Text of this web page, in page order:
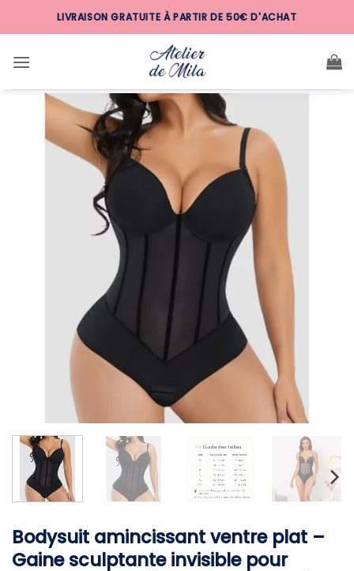
LIVRAISON GRATUITE À PARTIR DE 50€ D'ACHAT
Bodysuit amincissant ventre plat –
Gaine sculptante invisible pour